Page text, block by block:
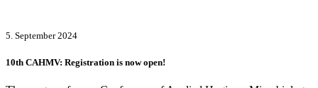
5. September 2024
10th CAHMV: Registration is now open!